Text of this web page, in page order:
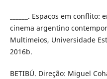
______. Espaços em
cinema argentino
Multimeios, Universidade
2016b.
BETIBÚ. Direção: Miguel